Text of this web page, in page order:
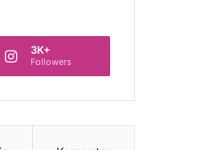
3K+
Followers